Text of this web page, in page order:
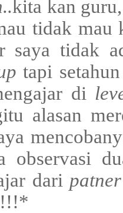
kita kan
tidak mau
saya tidak
tapi
di
alasan
observasi
dari